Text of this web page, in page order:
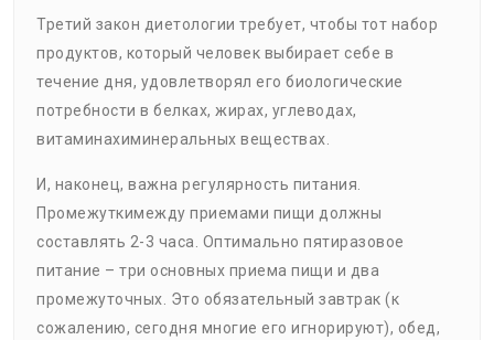
Третий закон диетологии требует, чтобы тот набор
продуктов, который человек выбирает себе в
течение дня, удовлетворял его биологические
потребности в белках, жирах, углеводах,
витаминахиминеральных веществах.
И, наконец, важна регулярность питания.
Промежуткимежду приемами пищи должны
составлять 2-3 часа. Оптимально пятиразовое
питание – три основных приема пищи и два
промежуточных. Это обязательный завтрак (к
сожалению, сегодня многие его игнорируют), обед,